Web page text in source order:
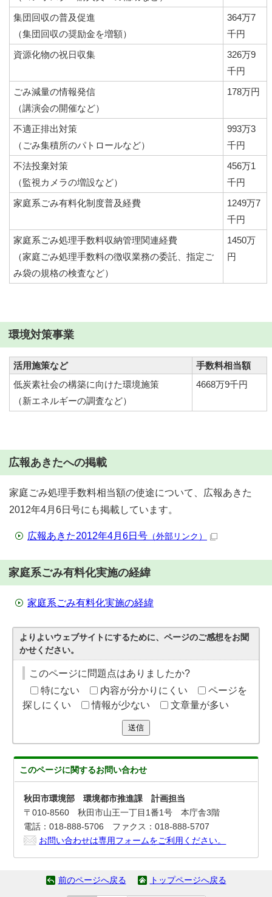
集団回収の普及促進
（集団回収の奨励金を増額）
364万7
千円
資源化物の祝日収集
326万9
千円
ごみ減量の情報発信
（講演会の開催など）
178万円
不適正排出対策
（ごみ集積所のパトロールなど）
993万3
千円
不法投棄対策
（監視カメラの増設など）
456万1
千円
家庭系ごみ有料化制度普及経費
1249万7
千円
家庭系ごみ処理手数料収納管理関連経費
（家庭ごみ処理手数料の徴収業務の委託、指定ご
み袋の規格の検査など）
1450万
円
環境対策事業
活用施策など
手数料相当額
低炭素社会の構築に向けた環境施策
（新エネルギーの調査など）
4668万9千円
広報あきたへの掲載
家庭ごみ処理手数料相当額の使途について、広報あきた
2012年4月6日号にも掲載しています。
広報あきた2012年4月6日号 （外部リンク）
家庭系ごみ有料化実施の経緯
家庭系ごみ有料化実施の経緯
よりよいウェブサイトにするために、ページのご感想をお聞
かせください。
このページに問題点はありましたか?
特にない
内容が分かりにくい
ページを
探しにくい
情報が少ない 文章量が多い
送信
このページに関するお問い合わせ
秋田市環境部 環境都市推進課 計画担当
〒010-8560 秋田市山王一丁目1番1号 本庁舎3階
電話：018-888-5706 ファクス：018-888-5707
お問い合わせは専用フォームをご利用ください。
前のページへ戻る トップページへ戻る